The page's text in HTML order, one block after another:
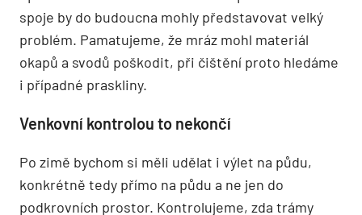
spoje by do budoucna mohly představovat velký
problém. Pamatujeme, že mráz mohl materiál
okapů a svodů poškodit, při čištění proto hledáme
i případné praskliny.
Venkovní kontrolou to nekončí
Po zimě bychom si měli udělat i výlet na půdu,
konkrétně tedy přímo na půdu a ne jen do
podkrovních prostor. Kontrolujeme, zda trámy